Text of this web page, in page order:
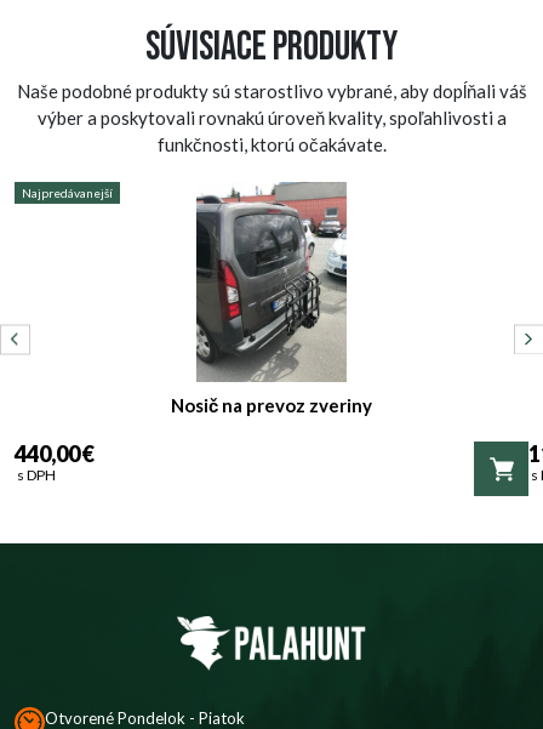
Súvisiace produkty
Naše podobné produkty sú starostlivo vybrané, aby dopĺňali váš
výber a poskytovali rovnakú úroveň kvality, spoľahlivosti a
funkčnosti, ktorú očakávate.
Najpredávanejší
Nosič na prevoz zveriny
440,00 €
s DPH s
Otvorené Pondelok - Piatok